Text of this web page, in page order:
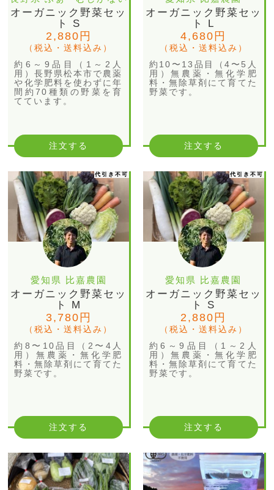
オーガニック野菜セッ
ト S
2,880円
（税込・送料込み）
約6～9品目（1～2人
用）長野県松本市で農薬
や化学肥料を使わずに年
間約70種類の野菜を育
てています。
注文する
オーガニック野菜セッ
ト L
4,680円
（税込・送料込み）
約10〜13品目（4〜5人
用）無農薬・無化学肥
料・無除草剤にて育てた
野菜です。
注文する
代引き不可
愛知県 比嘉農園
オーガニック野菜セッ
ト M
3,780円
（税込・送料込み）
約8〜10品目（2〜4人
用）無農薬・無化学肥
料・無除草剤にて育てた
野菜です。
注文する
代引き不可
愛知県 比嘉農園
オーガニック野菜セッ
ト S
2,880円
（税込・送料込み）
約6～9品目（1～2人
用）無農薬・無化学肥
料・無除草剤にて育てた
野菜です。
注文する